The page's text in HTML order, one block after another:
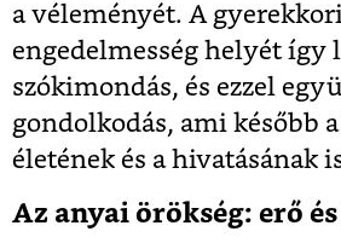
a véleményét. A gyerekkori
engedelmesség helyét így
szókimondás, és ezzel
gondolkodás, ami később
életének és a hivatásának
Az anyai örökség: erő